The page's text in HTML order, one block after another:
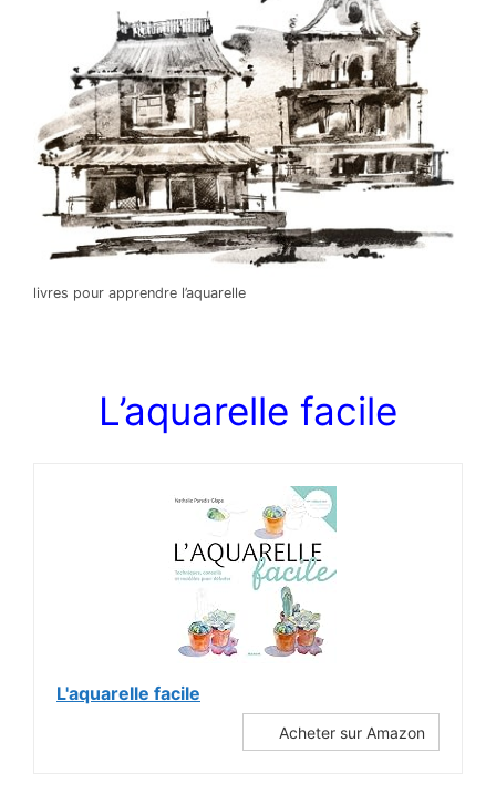
livres pour apprendre l’aquarelle
L’aquarelle facile
L'aquarelle facile
Acheter sur Amazon